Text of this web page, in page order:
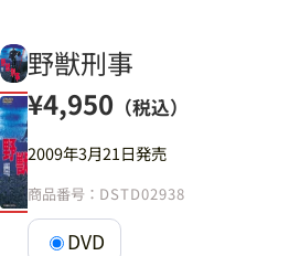
野獣刑事
¥4,950 （税込）
2009年3月21日発売
商品番号： DSTD02938
DVD